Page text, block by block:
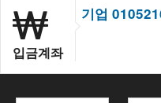
입금계좌
기업